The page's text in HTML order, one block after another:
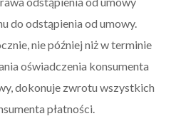
do odstąpienia od umowy.
nie później niż w terminie
oświadczenia konsumenta
dokonuje zwrotu wszystkich
płatności.